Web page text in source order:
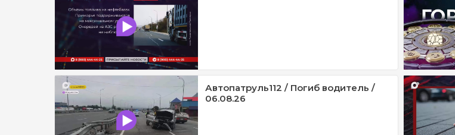
Автопатруль112 / Погиб водитель /
06.08.26